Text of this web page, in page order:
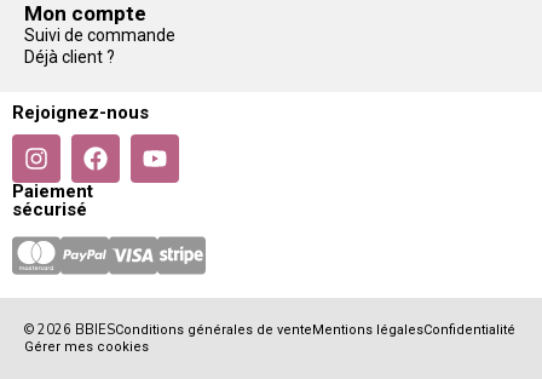
Mon compte
Suivi de commande
Déjà client ?
Rejoignez-nous
Paiement
sécurisé
© 2026 BBIESConditions générales de vente Mentions légalesConfidentialité
Gérer mes cookies